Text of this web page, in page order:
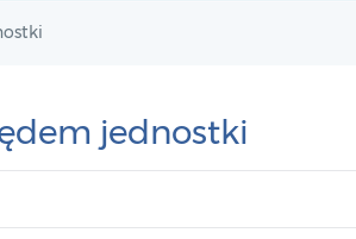
jednostki